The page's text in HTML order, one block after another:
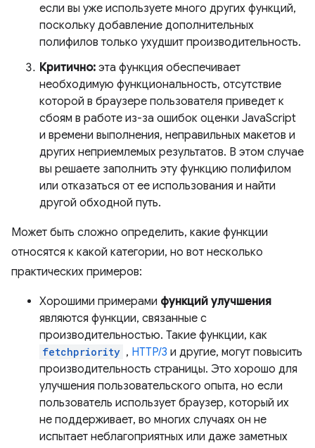
если вы уже используете много других функций,
поскольку добавление дополнительных
полифилов только ухудшит производительность.
Критично: эта функция обеспечивает
необходимую функциональность, отсутствие
которой в браузере пользователя приведет к
сбоям в работе из-за ошибок оценки JavaScript
и времени выполнения, неправильных макетов и
других неприемлемых результатов. В этом случае
вы решаете заполнить эту функцию полифилом
или отказаться от ее использования и найти
другой обходной путь.
Может быть сложно определить, какие функции
относятся к какой категории, но вот несколько
практических примеров:
Хорошими примерами функций улучшения
являются функции, связанные с
производительностью. Такие функции, как
fetchpriority , HTTP/3 и другие, могут повысить
производительность страницы. Это хорошо для
улучшения пользовательского опыта, но если
пользователь использует браузер, который их
не поддерживает, во многих случаях он не
испытает неблагоприятных или даже заметных